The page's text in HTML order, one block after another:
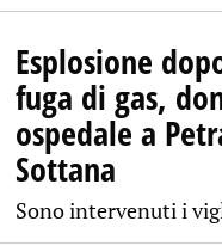
Esplosione
fuga di gas,
ospedale a
Sottana
Sono intervenuti i